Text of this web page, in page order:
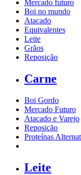
Mercado futuro
Boi no mundo
Atacado
Equivalentes
Leite
Grãos
Reposição
Carne
Boi Gordo
Mercado Futuro
Atacado e Varejo
Reposição
Proteínas
Leite